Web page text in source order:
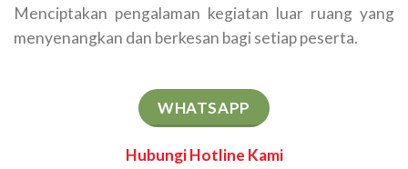
Menciptakan pengalaman kegiatan luar ruang yang
menyenangkan dan berkesan bagi setiap peserta.
WHATSAPP
Hubungi Hotline Kami